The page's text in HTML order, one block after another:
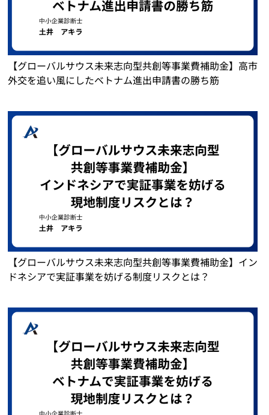
【グローバルサウス未来志向型共創等事業費補助金】高市
外交を追い風にしたベトナム進出申請書の勝ち筋
【グローバルサウス未来志向型共創等事業費補助金】イン
ドネシアで実証事業を妨げる制度リスクとは？